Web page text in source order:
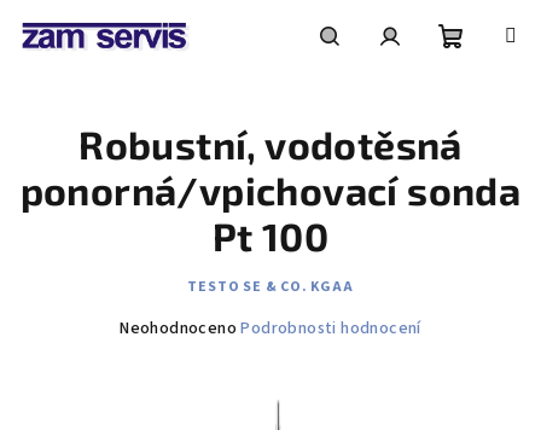
košík
Robustní, vodotěsná
ponorná/vpichovací sonda
Pt 100
TESTO SE & CO. KGAA
Průměrné
Neohodnoceno Podrobnosti hodnocení